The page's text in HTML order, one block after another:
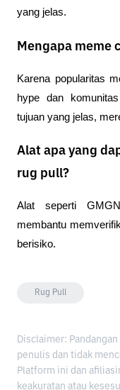
yang jelas.
Mengapa meme
Karena popularitas
hype dan
tujuan yang jelas,
Alat apa yang
rug pull?
Alat seperti
membantu
berisiko.
Rug Pull
Disclaimer:
penulis dan tidak
Platform ini dan
keakuratan atau